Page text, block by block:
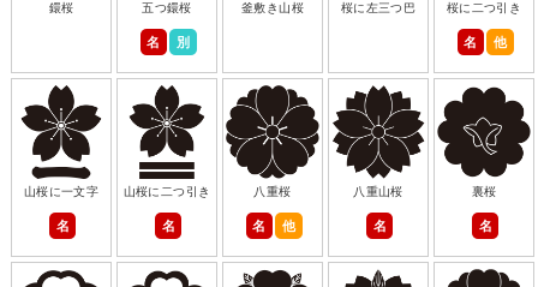
鐶桜 五つ鐶桜
名 別
釜敷き山桜 桜に左三つ巴 桜に二つ引き
名 他
山桜に一文字
名
山桜に二つ引き
名
八重桜
名 他
八重山桜
名
裏桜
名